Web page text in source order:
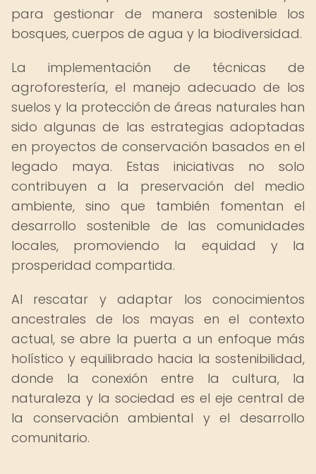
para gestionar de manera sostenible los
bosques, cuerpos de agua y la biodiversidad.
La implementación de técnicas de
agroforestería, el manejo adecuado de los
suelos y la protección de áreas naturales han
sido algunas de las estrategias adoptadas
en proyectos de conservación basados en el
legado maya. Estas iniciativas no solo
contribuyen a la preservación del medio
ambiente, sino que también fomentan el
desarrollo sostenible de las comunidades
locales, promoviendo la equidad y la
prosperidad compartida.
Al rescatar y adaptar los conocimientos
ancestrales de los mayas en el contexto
actual, se abre la puerta a un enfoque más
holístico y equilibrado hacia la sostenibilidad,
donde la conexión entre la cultura, la
naturaleza y la sociedad es el eje central de
la conservación ambiental y el desarrollo
comunitario.